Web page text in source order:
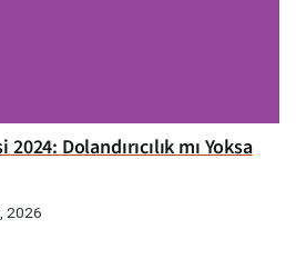
Dolandırıcılık mı Yoksa
2026